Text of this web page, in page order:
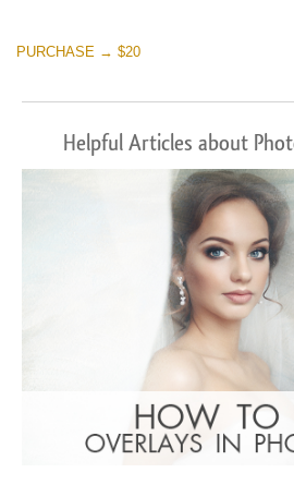
PURCHASE → $20
Helpful Articles about